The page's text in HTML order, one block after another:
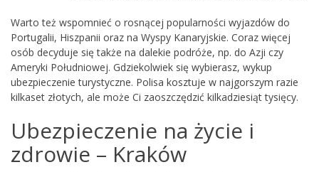
Warto też wspomnieć o rosnącej popularności wyjazdów do
Portugalii, Hiszpanii oraz na Wyspy Kanaryjskie. Coraz więcej
osób decyduje się także na dalekie podróże, np. do Azji czy
Ameryki Południowej. Gdziekolwiek się wybierasz, wykup
ubezpieczenie turystyczne. Polisa kosztuje w najgorszym razie
kilkaset złotych, ale może Ci zaoszczędzić kilkadziesiąt tysięcy.
Ubezpieczenie na życie i
zdrowie – Kraków